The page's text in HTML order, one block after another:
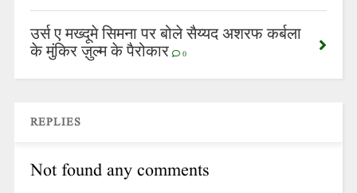
उर्स ए मख्दूमे सिमना पर बोले सैय्यद अशरफ कर्बला
के मुंकिर ज़ुल्म के पैरोकार 0
REPLIES
Not found any comments